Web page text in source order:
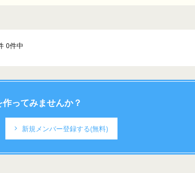
0件中
ってみませんか？
新規メンバー登録する(無料)